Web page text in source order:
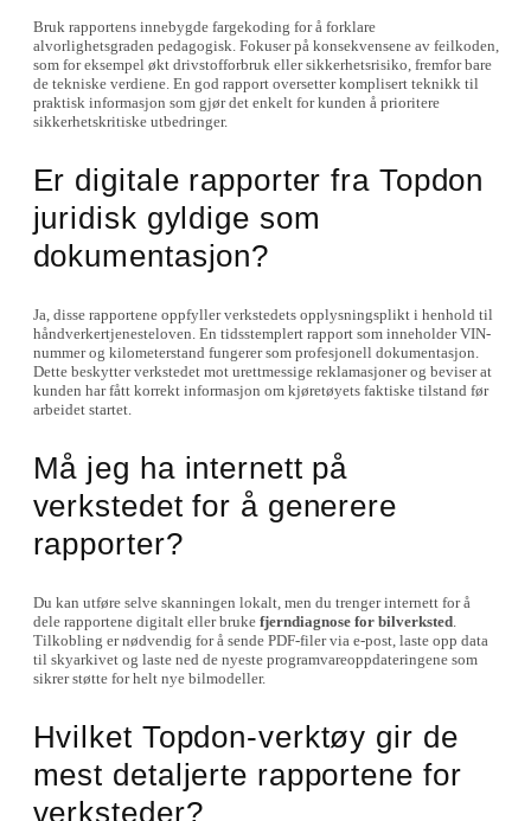
Bruk rapportens innebygde fargekoding for å forklare
alvorlighetsgraden pedagogisk. Fokuser på konsekvensene av feilkoden,
som for eksempel økt drivstofforbruk eller sikkerhetsrisiko, fremfor bare
de tekniske verdiene. En god rapport oversetter komplisert teknikk til
praktisk informasjon som gjør det enkelt for kunden å prioritere
sikkerhetskritiske utbedringer.
Er digitale rapporter fra Topdon
juridisk gyldige som
dokumentasjon?
Ja, disse rapportene oppfyller verkstedets opplysningsplikt i henhold til
håndverkertjenesteloven. En tidsstemplert rapport som inneholder VIN-
nummer og kilometerstand fungerer som profesjonell dokumentasjon.
Dette beskytter verkstedet mot urettmessige reklamasjoner og beviser at
kunden har fått korrekt informasjon om kjøretøyets faktiske tilstand før
arbeidet startet.
Må jeg ha internett på
verkstedet for å generere
rapporter?
Du kan utføre selve skanningen lokalt, men du trenger internett for å
dele rapportene digitalt eller bruke fjerndiagnose for bilverksted.
Tilkobling er nødvendig for å sende PDF-filer via e-post, laste opp data
til skyarkivet og laste ned de nyeste programvareoppdateringene som
sikrer støtte for helt nye bilmodeller.
Hvilket Topdon-verktøy gir de
mest detaljerte rapportene for
verksteder?